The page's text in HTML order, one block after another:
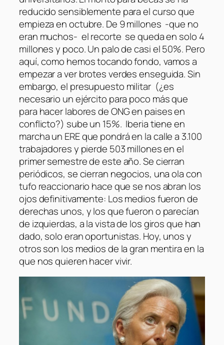
reducido sensiblemente para el curso que
empieza en octubre. De 9 millones -que no
eran muchos- el recorte se queda en solo 4
millones y poco. Un palo de casi el 50%. Pero
aquí, como hemos tocando fondo, vamos a
empezar a ver brotes verdes enseguida. Sin
embargo, el presupuesto militar (¿es
necesario un ejército para poco más que
para hacer labores de ONG en paises en
conflicto?) sube un 15%. Iberia tiene en
marcha un ERE que pondrá en la calle a 3.100
trabajadores y pierde 503 millones en el
primer semestre de este año. Se cierran
periódicos, se cierran negocios, una ola con
tufo reaccionario hace que se nos abran los
ojos definitivamente: Los medios fueron de
derechas unos, y los que fueron o parecían
de izquierdas, a la vista de los giros que han
dado, solo eran oportunistas. Hoy, unos y
otros son los medios de la gran mentira en la
que nos quieren hacer vivir.